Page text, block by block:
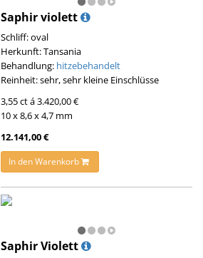
Saphir violett
Schliff: oval
Herkunft: Tansania
Behandlung: hitzebehandelt
Reinheit: sehr, sehr kleine Einschlüsse
3,55 ct á 3.420,00 €
10 x 8,6 x 4,7 mm
12.141,00 €
In den Warenkorb
Saphir Violett